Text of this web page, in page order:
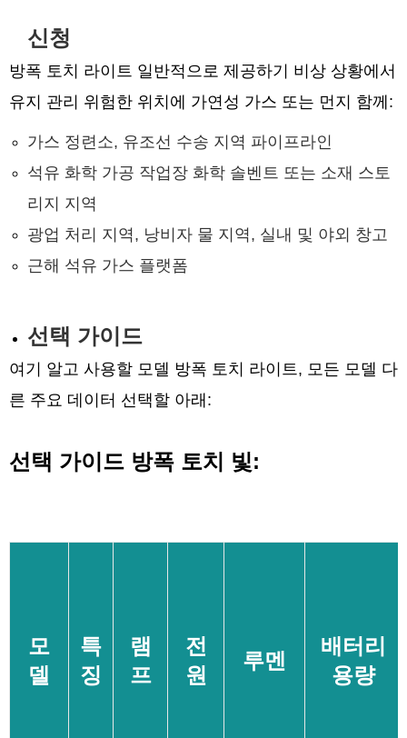
신청
방폭 토치 라이트 일반적으로 제공하기 비상 상황에서
유지 관리 위험한 위치에 가연성 가스 또는 먼지 함께:
가스 정련소, 유조선 수송 지역 파이프라인
석유 화학 가공 작업장 화학 솔벤트 또는 소재 스토
리지 지역
광업 처리 지역, 낭비자 물 지역, 실내 및 야외 창고
근해 석유 가스 플랫폼
선택 가이드
여기 알고 사용할 모델 방폭 토치 라이트, 모든 모델 다
른 주요 데이터 선택할 아래:
선택 가이드 방폭 토치 빛:
모
델
특
징
램
프
전
원
루멘
배터리
용량